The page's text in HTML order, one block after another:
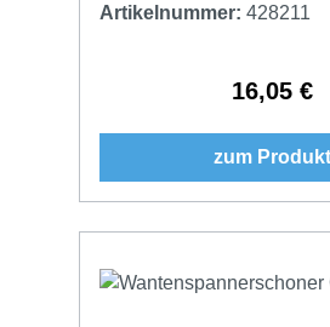
Artikelnummer: 428211
Regulärer
16,05 €
zum Produkt